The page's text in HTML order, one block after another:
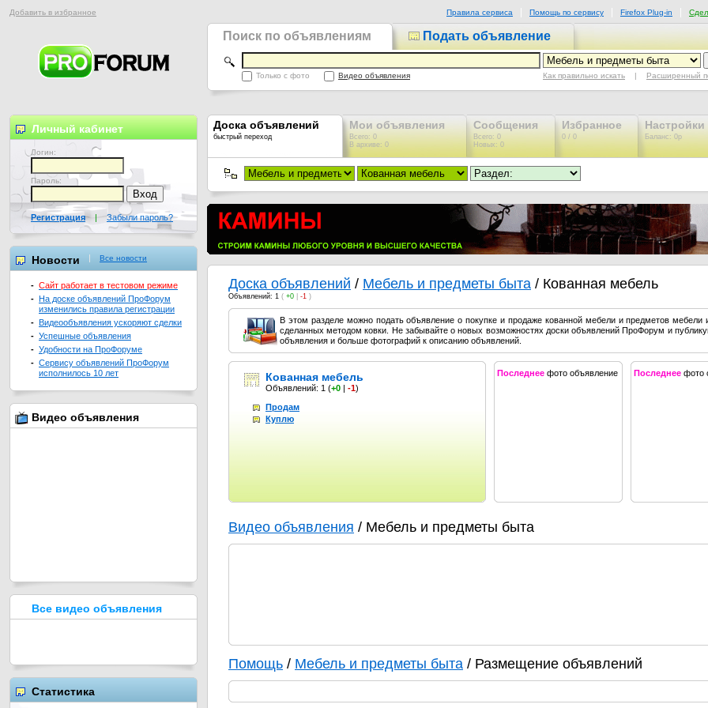
Добавить в избранное Правила сервиса Помощь по сервису Firefox Plug-in
Поиск по объявлениям Подать объявление
Только с фото Видео объявления Как правильно искать | Расширенный
Доска объявлений
быстрый переход
Мои объявления
Всего: 0
В архиве: 0
Сообщения
Всего: 0
Новых: 0
Избранное
0 / 0
Настройки
Баланс: 0р
Доска объявлений / Мебель и предметы быта / Кованная мебель
Объявлений: 1 ( +0 -1 )
В этом разделе можно подать объявление о покупке и продаже кованной мебели и предметов мебели
сделанных методом ковки. Не забывайте о новых возможностях доски объявлений ПроФорум и
объявления и больше фотографий к описанию объявлений.
Кованная мебель
Объявлений: 1 (+0 | -1)
Продам
Куплю
Последнее фото объявление Последнее фото
Видео объявления / Мебель и предметы быта
Помощь / Мебель и предметы быта / Размещение объявлений
Личный кабинет
Логин:
Пароль:
Регистрация | Забыли пароль?
Новости Все новости
- Сайт работает в тестовом режиме
- На доске объявлений ПроФорум
изменились правила регистрации
- Видеообъявления ускоряют сделки
- Успешные объявления
- Удобности на ПроФоруме
- Сервису объявлений ПроФорум
исполнилось 10 лет
Видео объявления
Все видео объявления
Статистика